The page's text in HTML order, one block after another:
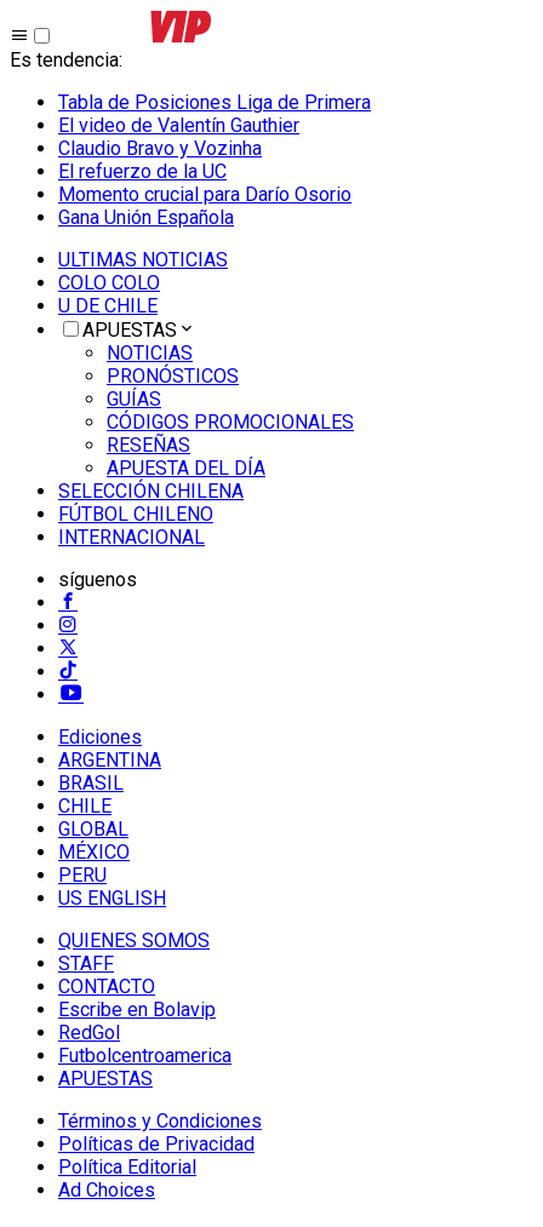
Es tendencia:
Tabla de Posiciones Liga de Primera
El video de Valentín Gauthier
Claudio Bravo y Vozinha
El refuerzo de la UC
Momento crucial para Darío Osorio
Gana Unión Española
ULTIMAS NOTICIAS
COLO COLO
U DE CHILE
APUESTAS
NOTICIAS
PRONÓSTICOS
GUÍAS
CÓDIGOS PROMOCIONALES
RESEÑAS
APUESTA DEL DÍA
SELECCIÓN CHILENA
FÚTBOL CHILENO
INTERNACIONAL
síguenos
Ediciones
ARGENTINA
BRASIL
CHILE
GLOBAL
MÉXICO
PERU
US ENGLISH
QUIENES SOMOS
STAFF
CONTACTO
Escribe en Bolavip
RedGol
Futbolcentroamerica
APUESTAS
Términos y Condiciones
Políticas de Privacidad
Política Editorial
Ad Choices